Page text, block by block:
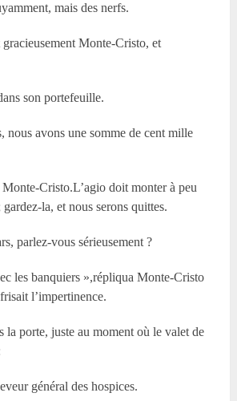
mais des nerfs.
gracieusement Monte-Cristo, et
son portefeuille.
nous avons une somme de cent mille
Cristo.L’agio doit monter à peu
gardez-la, et nous serons quittes.
parlez-vous sérieusement ?
les banquiers »,répliqua Monte-Cristo
l’impertinence.
la porte, juste au moment où le valet de
général des hospices.